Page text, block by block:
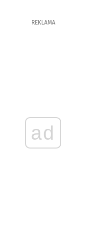
REKLAMA
ad